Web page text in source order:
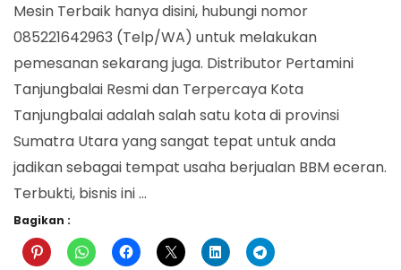
Mesin Terbaik hanya disini, hubungi nomor
085221642963 (Telp/WA) untuk melakukan
pemesanan sekarang juga. Distributor Pertamini
Tanjungbalai Resmi dan Terpercaya Kota
Tanjungbalai adalah salah satu kota di provinsi
Sumatra Utara yang sangat tepat untuk anda
jadikan sebagai tempat usaha berjualan BBM eceran.
Terbukti, bisnis ini …
Bagikan :